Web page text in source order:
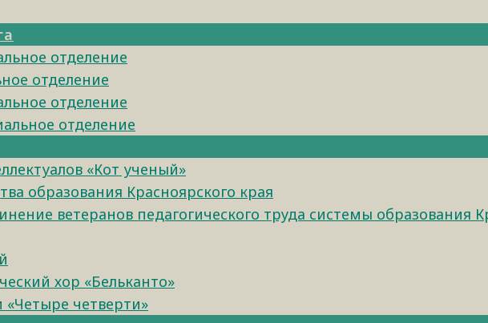
отделение
отделение
отделение
отделение
«Кот ученый»
образования Красноярского края
ветеранов педагогического труда системы образования
хор «Бельканто»
«Четыре четверти»